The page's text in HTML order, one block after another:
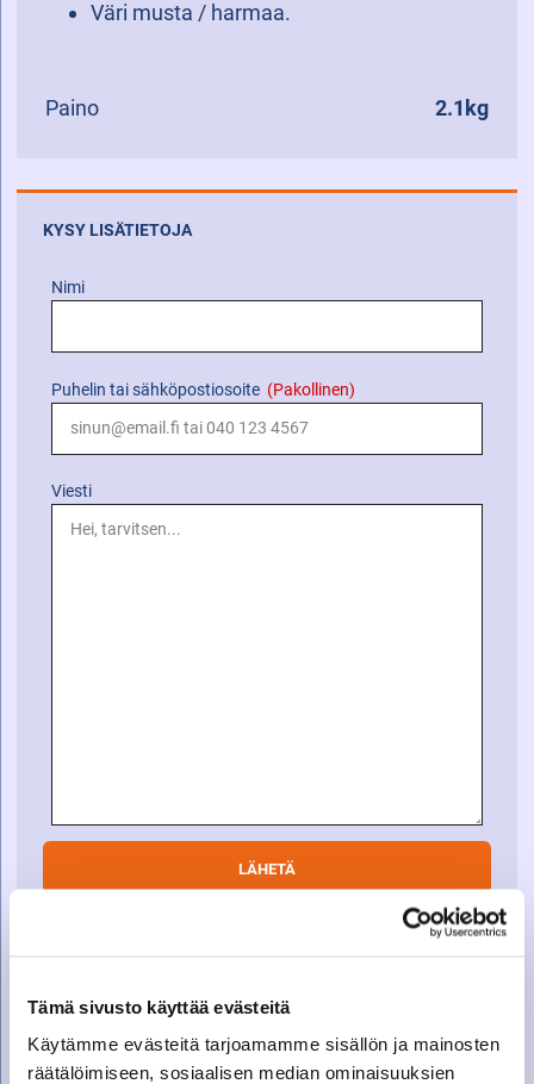
Tämä sivusto käyttää evästeitä
Käytämme evästeitä tarjoamamme sisällön ja mainosten
räätälöimiseen, sosiaalisen median ominaisuuksien
Väri musta / harmaa.
Paino 2.1kg
KYSY LISÄTIETOJA
Nimi
Puhelin tai sähköpostiosoite (Pakollinen)
Viesti
Varaosamyynti
010 27 91 831